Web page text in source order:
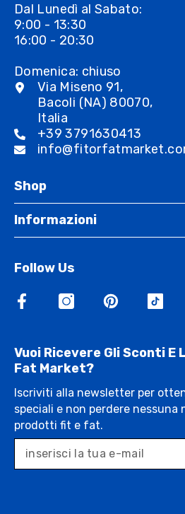
Dal Lunedì al Sabato:
9:00 - 13:30
16:00 - 20:30
Domenica: chiuso
Via Miseno 91,
Bacoli (NA) 80070,
Italia
+39 3791630413
Shop
Informazioni
Follow Us
Vuoi Ricevere Gli Sconti E
Fat Market?
Iscriviti alla newsletter per
speciali e non perdere nessuna
prodotti fit e fat.